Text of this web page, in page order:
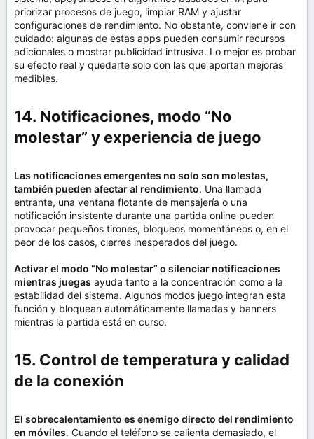
priorizar procesos de juego, limpiar RAM y ajustar
configuraciones de rendimiento. No obstante, conviene ir con
cuidado: algunas de estas apps pueden consumir recursos
adicionales o mostrar publicidad intrusiva. Lo mejor es probar
su efecto real y quedarte solo con las que aportan mejoras
medibles.
14. Notificaciones, modo “No
molestar” y experiencia de juego​
Las notificaciones emergentes no solo son molestas,
también pueden afectar al rendimiento. Una llamada
entrante, una ventana flotante de mensajería o una
notificación insistente durante una partida online pueden
provocar pequeños tirones, bloqueos momentáneos o, en el
peor de los casos, cierres inesperados del juego.
Activar el modo “No molestar” o silenciar notificaciones
mientras juegas ayuda tanto a la concentración como a la
estabilidad del sistema. Algunos modos juego integran esta
función y bloquean automáticamente llamadas y banners
mientras la partida está en curso.
15. Control de temperatura y calidad
de la conexión​
El sobrecalentamiento es enemigo directo del rendimiento
en móviles. Cuando el teléfono se calienta demasiado, el